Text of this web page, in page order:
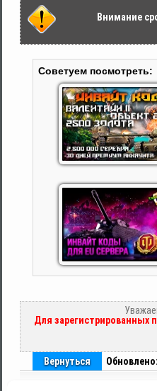
Внимание
Советуем посмотреть:
Для зарегистрированных
Вернуться